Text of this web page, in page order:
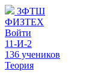
ЗФТШ
ФИЗТЕХ
Войти
11-И-2
136 учеников
Теория